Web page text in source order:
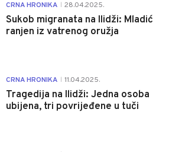
CRNA HRONIKA 28.04.2025.
Sukob migranata na Ilidži: Mladić
ranjen iz vatrenog oružja
CRNA HRONIKA 11.04.2025.
Tragedija na Ilidži: Jedna osoba
ubijena, tri povrijeđene u tuči